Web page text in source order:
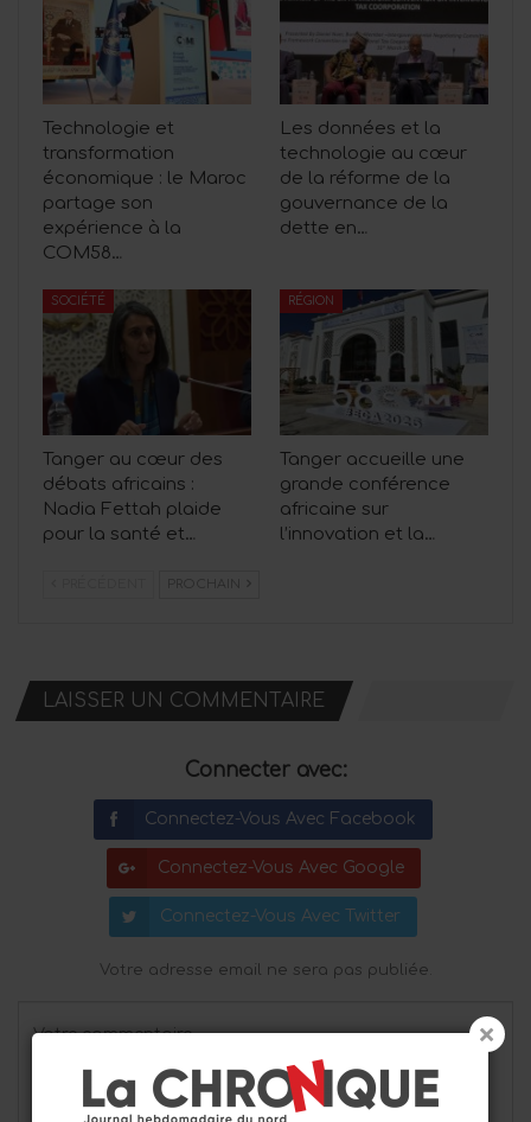
Technologie et
transformation
économique : le Maroc
partage son
expérience à la
COM58…
Les données et la
technologie au cœur
de la réforme de la
gouvernance de la
dette en…
SOCIÉTÉ
Tanger au cœur des
débats africains :
Nadia Fettah plaide
pour la santé et…
RÉGION
Tanger accueille une
grande conférence
africaine sur
l’innovation et la…
PROCHAIN
LAISSER UN COMMENTAIRE
Connecter avec:
Connectez-Vous Avec Facebook
Connectez-Vous Avec Google
Connectez-Vous Avec Twitter
Votre adresse email ne sera pas publiée.